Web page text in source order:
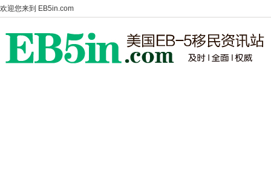
欢迎您来到 EB5in.com